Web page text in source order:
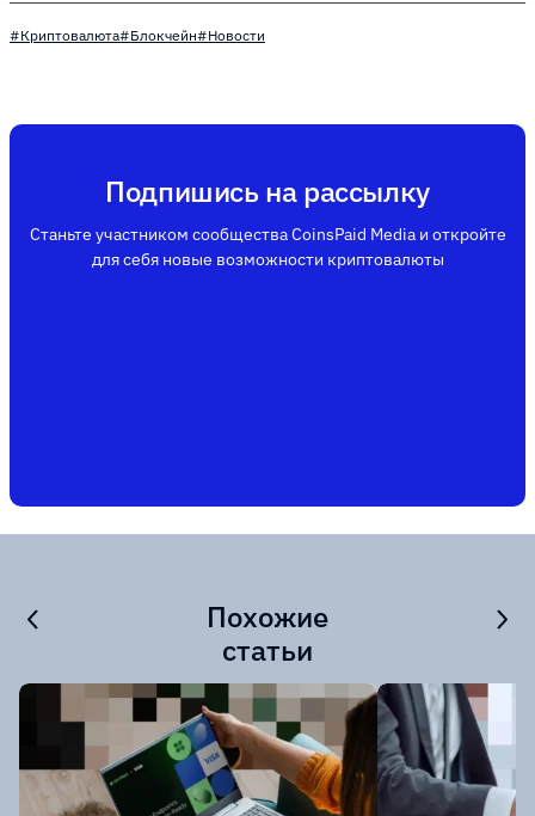
#Криптовалюта#Блокчейн#Новости
Подпишись на рассылку
Станьте участником сообщества CoinsPaid Media и откройте
для себя новые возможности криптовалюты
Похожие
статьи